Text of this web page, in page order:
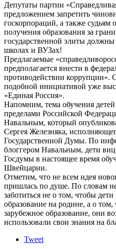
Депутаты партии
предложением запретить
госкорпораций, а также судьям
получения образования за
государственной элиты должны
школах и ВУЗах!
Предлагаемые
предполагается внести в
противодействии коррупции».
подобной инициативой уже
«Единая Россия».
Напомним, тема обучения детей
пределами Российской
Навальным, который
Сергея Железняка,
Государственной Думы. По
блоггером Навальным, дети
Госдумы в настоящее время
Швейцарии.
Отметим, что не всем идея
пришлась по душе. По словам
заботиться не о том, чтобы
образование на родине, а о
зарубежное образование, они
использовали свои знания на
Tweet